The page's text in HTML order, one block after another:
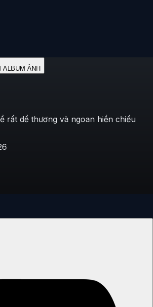
ALBUM ẢNH
rất dể thương và ngoan hiền chiều